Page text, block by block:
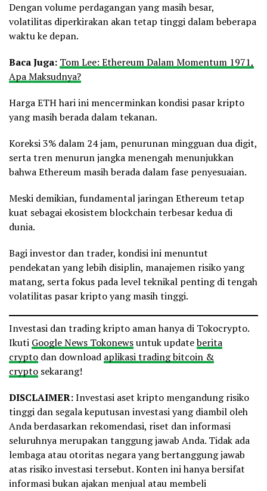
Dengan volume perdagangan yang masih besar,
volatilitas diperkirakan akan tetap tinggi dalam beberapa
waktu ke depan.
Baca Juga: Tom Lee: Ethereum Dalam Momentum 1971,
Apa Maksudnya?
Harga ETH hari ini mencerminkan kondisi pasar kripto
yang masih berada dalam tekanan.
Koreksi 3% dalam 24 jam, penurunan mingguan dua digit,
serta tren menurun jangka menengah menunjukkan
bahwa Ethereum masih berada dalam fase penyesuaian.
Meski demikian, fundamental jaringan Ethereum tetap
kuat sebagai ekosistem blockchain terbesar kedua di
dunia.
Bagi investor dan trader, kondisi ini menuntut
pendekatan yang lebih disiplin, manajemen risiko yang
matang, serta fokus pada level teknikal penting di tengah
volatilitas pasar kripto yang masih tinggi.
Investasi dan trading kripto aman hanya di Tokocrypto.
Ikuti Google News Tokonewsuntuk updateberita
crypto dan download aplikasi trading bitcoin &
crypto sekarang!
DISCLAIMER:Investasi aset kripto mengandung risiko
tinggi dan segala keputusan investasi yang diambil oleh
Anda berdasarkan rekomendasi, riset dan informasi
seluruhnya merupakan tanggung jawab Anda. Tidak ada
lembaga atau otoritas negara yang bertanggung jawab
atas risiko investasi tersebut. Konten ini hanya bersifat
informasi bukan ajakan menjual atau membeli